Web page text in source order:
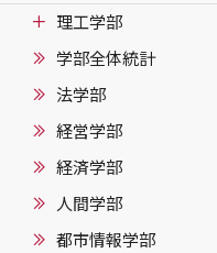
理工学部
学部全体統計
法学部
経営学部
経済学部
人間学部
都市情報学部